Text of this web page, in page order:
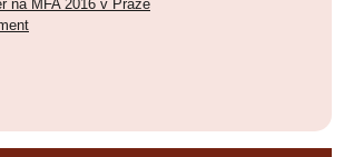
na MFA 2016 v Praze